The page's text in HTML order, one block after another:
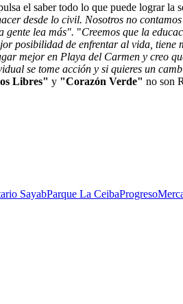
el saber todo lo que puede lograr la
desde lo civil. Nosotros no
gente lea más". "Creemos que la
posibilidad de enfrentar al vida, tiene
mejor en Playa del Carmen y creo
se tome acción y si quieres un
Libres" y "Corazón Verde" no son
SayabParque La CeibaProgreso